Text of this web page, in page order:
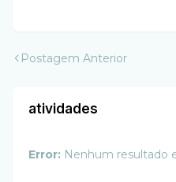
Postagem Anterior
atividades
Error: Nenhum resultado